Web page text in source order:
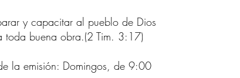
y capacitar al pueblo de Dios
toda buena obra.(2 Tim. 3:17)
la emisión: Domingos, de 9:00